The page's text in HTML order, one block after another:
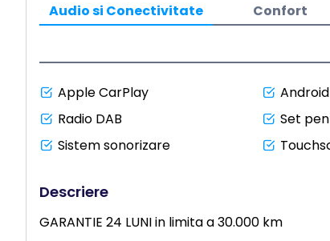
Audio si Conectivitate Confort
Apple CarPlay
Radio DAB
Set
Sistem sonorizare
Descriere
GARANTIE 24 LUNI in limita a 30.000 km